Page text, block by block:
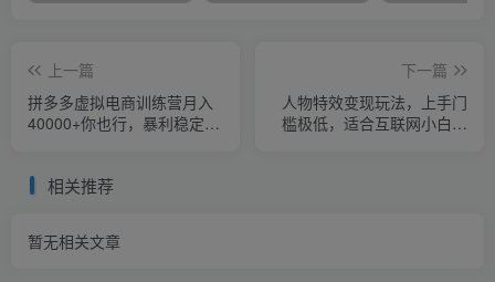
上一篇
拼多多虚拟电商训练营月入
40000+你也行，暴利稳定长
下一篇
人物特效变现玩法，上手门
槛极低，适合互联网小白们
相关推荐
暂无相关文章